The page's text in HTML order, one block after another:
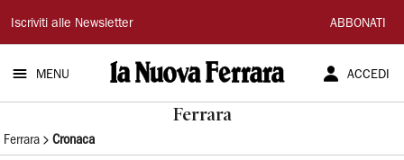
La
Nuova
Ferrara
Iscriviti alle Newsletter ABBONATI
MENU ACCEDI
Ferrara
Ferrara Cronaca